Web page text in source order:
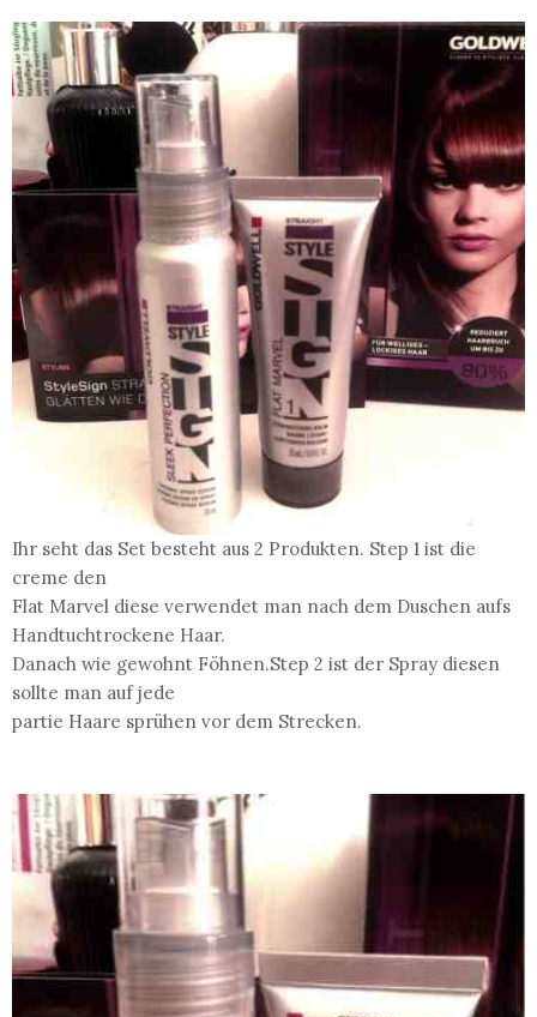
Ihr seht das Set besteht aus 2 Produkten. Step 1 ist die
creme den
Flat Marvel diese verwendet man nach dem Duschen aufs
Handtuchtrockene Haar.
Danach wie gewohnt Föhnen.Step 2 ist der Spray diesen
sollte man auf jede
partie Haare sprühen vor dem Strecken.